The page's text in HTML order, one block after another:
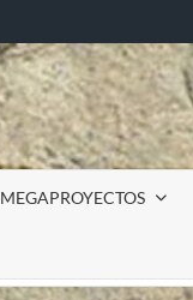
MEGAPROYECTOS